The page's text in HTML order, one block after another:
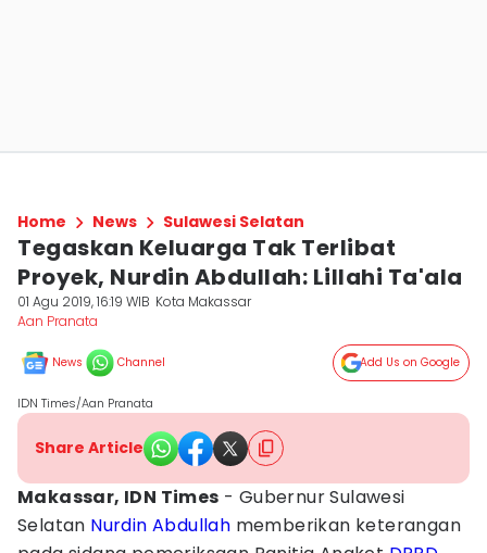
Home News Sulawesi Selatan
Tegaskan Keluarga Tak Terlibat
Proyek, Nurdin Abdullah: Lillahi Ta'ala
01 Agu 2019, 16:19 WIB Kota Makassar
Aan Pranata
News Channel Add Us on Google
IDN Times/Aan Pranata
Share Article
Makassar, IDN Times - Gubernur Sulawesi
Selatan Nurdin Abdullah memberikan keterangan